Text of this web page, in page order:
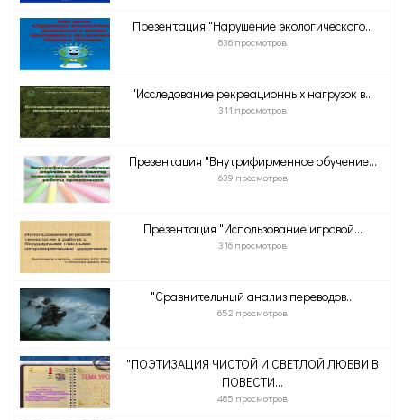
Презентация "Нарушение экологического...
836 просмотров
"Исследование рекреационных нагрузок в...
311 просмотров
Презентация "Внутрифирменное обучение...
639 просмотров
Презентация "Использование игровой...
316 просмотров
"Сравнительный анализ переводов...
652 просмотров
"ПОЭТИЗАЦИЯ ЧИСТОЙ И СВЕТЛОЙ ЛЮБВИ В
ПОВЕСТИ...
485 просмотров